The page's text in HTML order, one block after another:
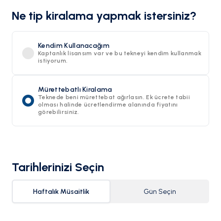
Ne tip kiralama yapmak istersiniz?
Kendim Kullanacağım
Kaptanlık lisansım var ve bu tekneyi kendim kullanmak
istiyorum.
Mürettebatlı Kiralama
Teknede beni mürettebat ağırlasın. Ek ücrete tabii
olması halinde ücretlendirme alanında fiyatını
görebilirsiniz.
Tarihlerinizi Seçin
Haftalık Müsaitlik Gün Seçin